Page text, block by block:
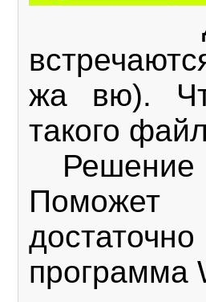
жа вю).
такого
Решение
Поможет
программа